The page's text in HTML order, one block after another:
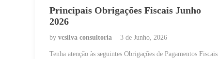
Principais Obrigações Fiscais Junho
2026
by vcsilva consultoria 3 de Junho, 2026
Tenha atenção às seguintes Obrigações de Pagamentos Fiscais